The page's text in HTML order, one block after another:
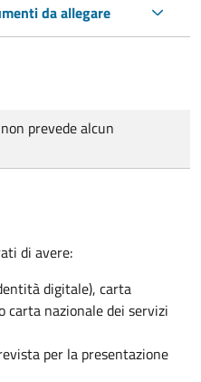
da allegare
prevede alcun
di avere:
digitale), carta
carta nazionale dei servizi
per la presentazione